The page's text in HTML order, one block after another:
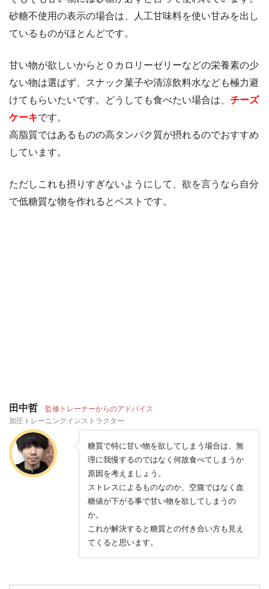
砂糖不使用の表示の場合は、人工甘味料を使い甘みを出し
ているものがほとんどです。
甘い物が欲しいからと０カロリーゼリーなどの栄養素の少
ない物は選ばず、スナック菓子や清涼飲料水なども極力避
けてもらいたいです。どうしても食べたい場合は、 チーズ
ケーキです。
高脂質ではあるものの高タンパク質が摂れるのでおすすめ
しています。
ただしこれも摂りすぎないようにして、欲を言うなら自分
で低糖質な物を作れるとベストです。
田中哲 監修トレーナーからのアドバイス
加圧トレーニングインストラクター
糖質で特に甘い物を欲してしまう場合は、無
理に我慢するのではなく何故食べてしまうか
原因を考えましょう。
ストレスによるものなのか、空腹ではなく血
糖値が下がる事で甘い物を欲してしまうの
か。
これが解決すると糖質との付き合い方も見え
てくると思います。